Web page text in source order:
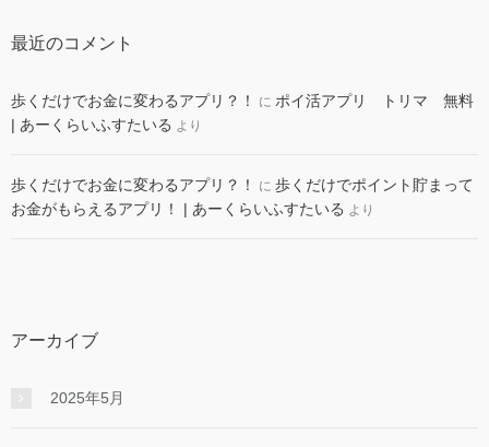
最近のコメント
歩くだけでお金に変わるアプリ？！ に ポイ活アプリ トリマ 無料
| あーくらいふすたいる より
歩くだけでお金に変わるアプリ？！ に 歩くだけでポイント貯まって
お金がもらえるアプリ！ | あーくらいふすたいる より
アーカイブ
2025年5月